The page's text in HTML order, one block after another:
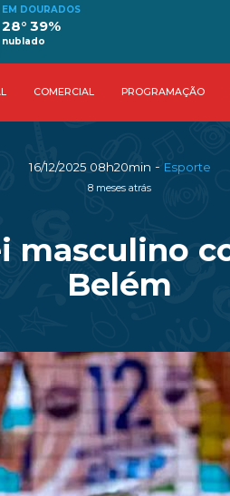
EM DOURADOS
28° 39%
nublado
COMERCIAL PROGRAMAÇÃO
16/12/2025 08h20min - Esporte
8 meses atrás
masculino
Belém